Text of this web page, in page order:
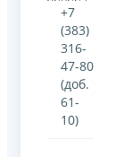
+7
(383)
316-
47-80
(доб.
61-
10)